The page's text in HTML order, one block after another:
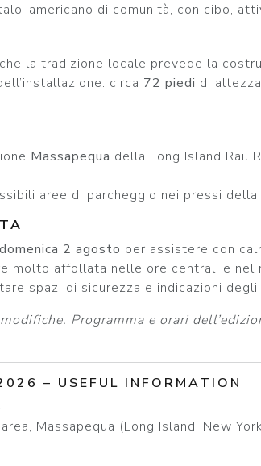
americano di comunità, con cibo,
la tradizione locale prevede la
circa 72 piedi di
Massapequa della Long Island Rail
aree di parcheggio nei pressi
domenica 2 agosto per assistere con
molto affollata nelle ore centrali e
spazi di sicurezza e indicazioni
Programma e orari
– USEFUL INFORMATION
area, Massapequa (Long Island, New